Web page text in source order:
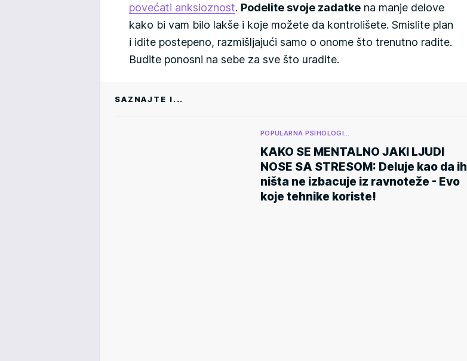
povećati anksioznost. Podelite svoje zadatke na manje delove
kako bi vam bilo lakše i koje možete da kontrolišete. Smislite plan
i idite postepeno, razmišljajući samo o onome što trenutno radite.
Budite ponosni na sebe za sve što uradite.
SAZNAJTE I...
POPULARNA PSIHOLOGI…
KAKO SE MENTALNO JAKI LJUDI
NOSE SA STRESOM: Deluje kao da ih
ništa ne izbacuje iz ravnoteže - Evo
koje tehnike koriste!